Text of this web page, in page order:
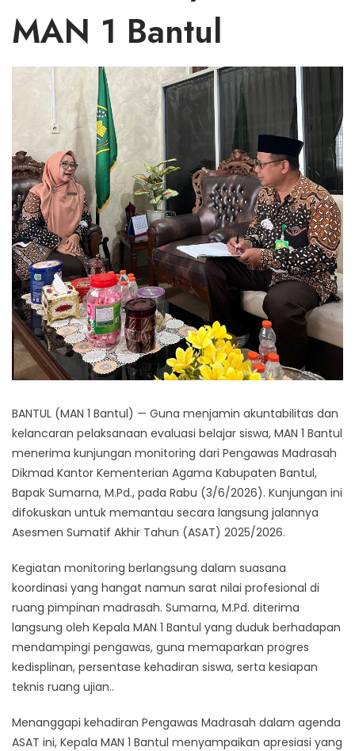
MAN 1 Bantul
BANTUL (MAN 1 Bantul) — Guna menjamin akuntabilitas dan
kelancaran pelaksanaan evaluasi belajar siswa, MAN 1 Bantul
menerima kunjungan monitoring dari Pengawas Madrasah
Dikmad Kantor Kementerian Agama Kabupaten Bantul,
Bapak Sumarna, M.Pd., pada Rabu (3/6/2026). Kunjungan ini
difokuskan untuk memantau secara langsung jalannya
Asesmen Sumatif Akhir Tahun (ASAT) 2025/2026.
Kegiatan monitoring berlangsung dalam suasana
koordinasi yang hangat namun sarat nilai profesional di
ruang pimpinan madrasah. Sumarna, M.Pd. diterima
langsung oleh Kepala MAN 1 Bantul yang duduk berhadapan
mendampingi pengawas, guna memaparkan progres
kedisplinan, persentase kehadiran siswa, serta kesiapan
teknis ruang ujian..
Menanggapi kehadiran Pengawas Madrasah dalam agenda
ASAT ini, Kepala MAN 1 Bantul menyampaikan apresiasi yang